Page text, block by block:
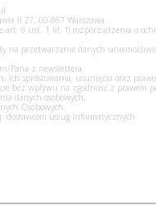
II 27, 00-867 Warszawa.
art. 6 ust. 1 lit. f) rozporządzenia o
na przetwarzanie danych
Pana z newslettera.
ich sprostowania, usunięcia oraz
bez wpływu na zgodność z prawem
danych osobowych,
Osobowych.
dostawcom usług informatycznych.